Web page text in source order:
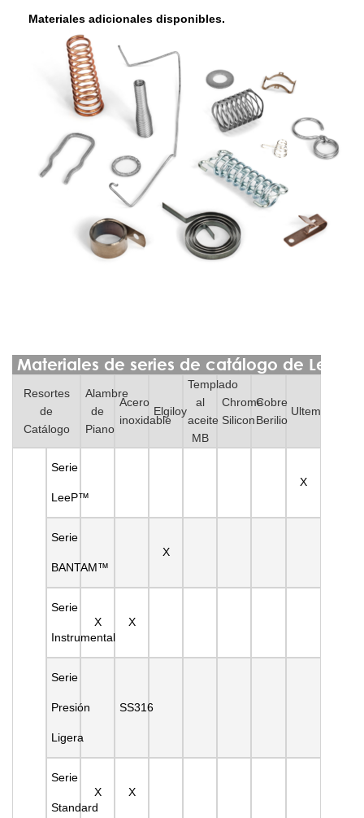
Materiales adicionales disponibles.
Materiales de series de catálogo de Lee
Resortes
de
Catálogo
Alambre
de
Piano
Acero
inoxidable
Elgiloy
Templado
al
aceite
MB
Chrome
Silicon
Cobre
Berilio
Ultem
Serie
LeeP™
X
Serie
BANTAM™
X
Serie
Instrumental
X X
Serie
Presión
Ligera
SS316
Serie
Standard
X X